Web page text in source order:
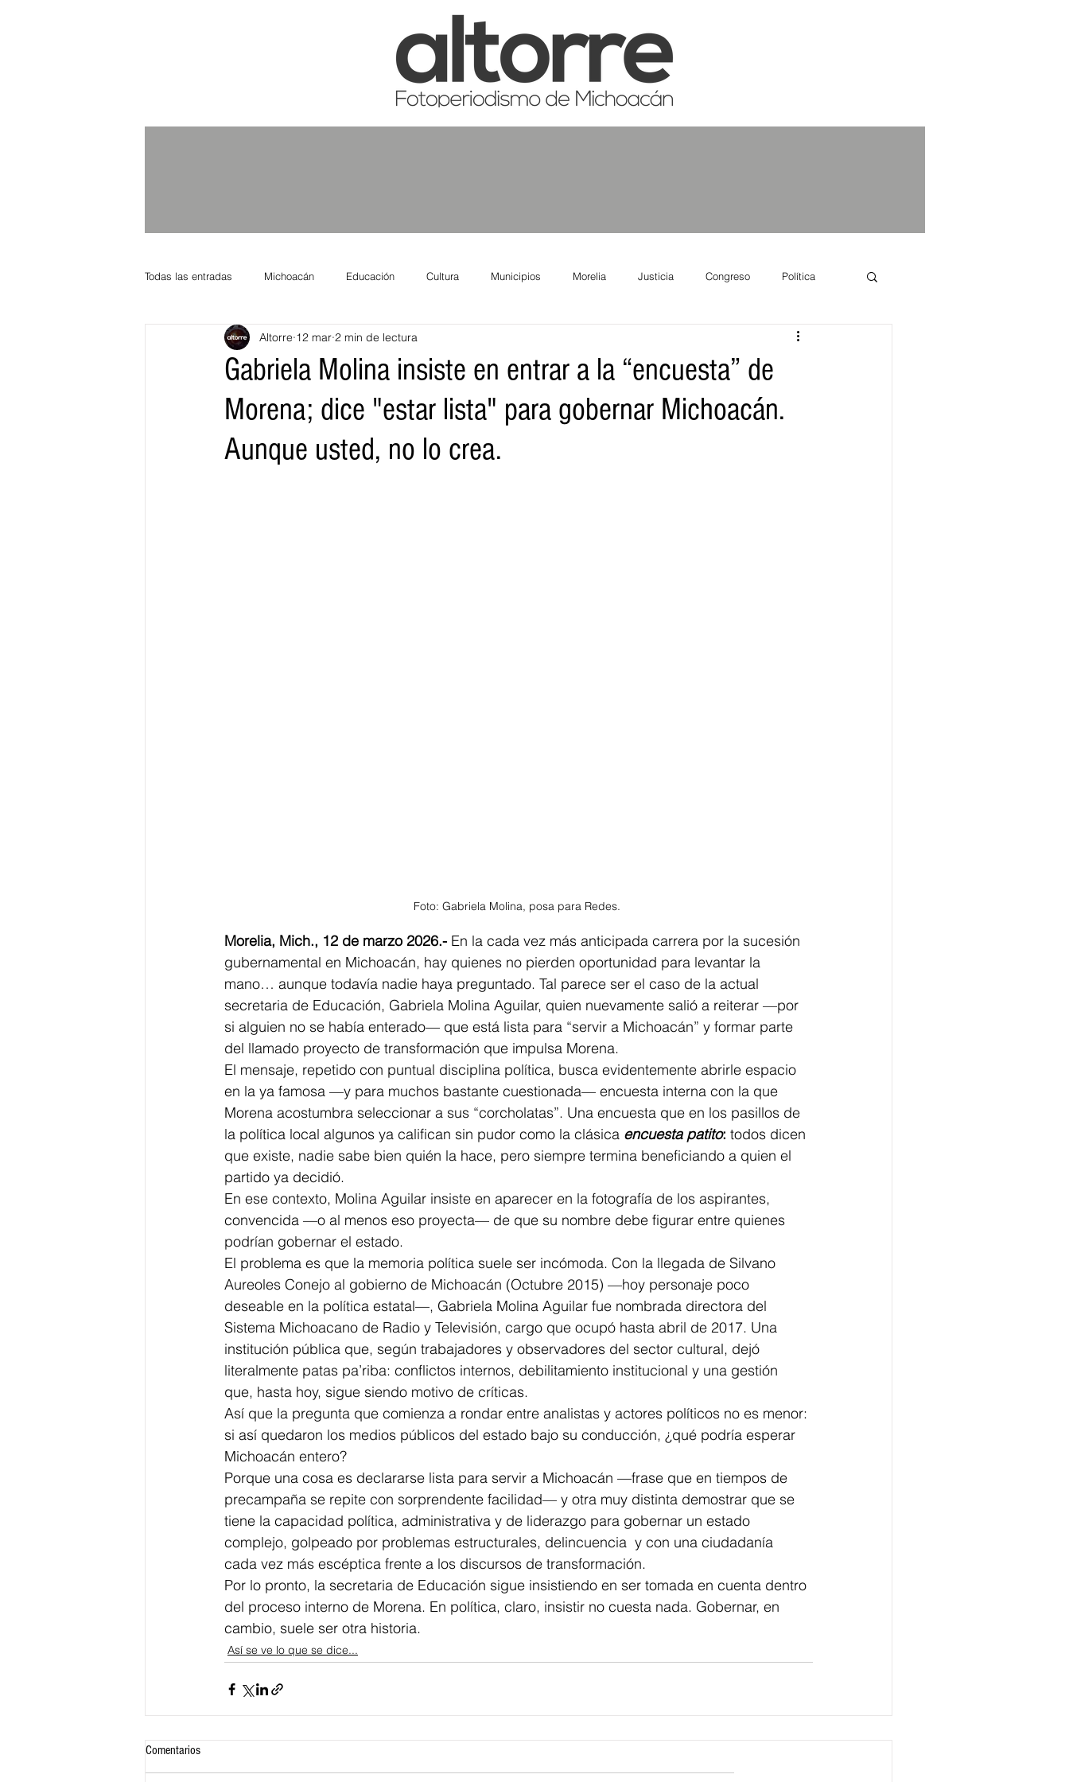
Todas las entradas Michoacán Educación Cultura Municipios Morelia Justicia Congreso Política
Nacional Internacional Columnistas Salud
Gobernador Segob Sedeco Turismo Sader DIF Mujeres Scop Seguridad Educativas
Finanzas Boletines de SSM
Gabriela Molina insiste en entrar a la “encuesta” de
Morena; dice "estar lista" para gobernar Michoacán.
Aunque usted, no lo crea.
Altorre 12 mar 2 min de lectura
Foto: Gabriela Molina, posa para Redes.
Morelia, Mich., 12 de marzo 2026.- En la cada vez más anticipada carrera por la sucesión
gubernamental en Michoacán, hay quienes no pierden oportunidad para levantar la
mano… aunque todavía nadie haya preguntado. Tal parece ser el caso de la actual
secretaria de Educación, Gabriela Molina Aguilar, quien nuevamente salió a reiterar —por
si alguien no se había enterado— que está lista para “servir a Michoacán” y formar parte
del llamado proyecto de transformación que impulsa Morena.
El mensaje, repetido con puntual disciplina política, busca evidentemente abrirle espacio
en la ya famosa —y para muchos bastante cuestionada— encuesta interna con la que
Morena acostumbra seleccionar a sus “corcholatas”. Una encuesta que en los pasillos de
la política local algunos ya califican sin pudor como la clásica encuesta patito: todos dicen
que existe, nadie sabe bien quién la hace, pero siempre termina beneficiando a quien el
partido ya decidió.
En ese contexto, Molina Aguilar insiste en aparecer en la fotografía de los aspirantes,
convencida —o al menos eso proyecta— de que su nombre debe figurar entre quienes
podrían gobernar el estado.
El problema es que la memoria política suele ser incómoda. Con la llegada de Silvano
Aureoles Conejo al gobierno de Michoacán (Octubre 2015) —hoy personaje poco
deseable en la política estatal—, Gabriela Molina Aguilar fue nombrada directora del
Sistema Michoacano de Radio y Televisión, cargo que ocupó hasta abril de 2017. Una
institución pública que, según trabajadores y observadores del sector cultural, dejó
literalmente patas pa’riba: conflictos internos, debilitamiento institucional y una gestión
que, hasta hoy, sigue siendo motivo de críticas.
Así que la pregunta que comienza a rondar entre analistas y actores políticos no es menor:
si así quedaron los medios públicos del estado bajo su conducción, ¿qué podría esperar
Michoacán entero?
Porque una cosa es declararse lista para servir a Michoacán —frase que en tiempos de
precampaña se repite con sorprendente facilidad— y otra muy distinta demostrar que se
tiene la capacidad política, administrativa y de liderazgo para gobernar un estado
complejo, golpeado por problemas estructurales, delincuencia  y con una ciudadanía
cada vez más escéptica frente a los discursos de transformación.
Por lo pronto, la secretaria de Educación sigue insistiendo en ser tomada en cuenta dentro
del proceso interno de Morena. En política, claro, insistir no cuesta nada. Gobernar, en
cambio, suele ser otra historia.
Así se ve lo que se dice...
Comentarios